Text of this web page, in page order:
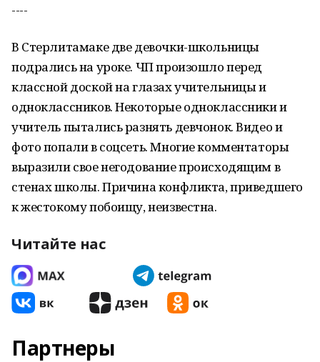
----
В Стерлитамаке две девочки-школьницы
подрались на уроке. ЧП произошло перед
классной доской на глазах учительницы и
одноклассников. Некоторые одноклассники и
учитель пытались разнять девчонок. Видео и
фото попали в соцсеть. Многие комментаторы
выразили свое негодование происходящим в
стенах школы. Причина конфликта, приведшего
к жестокому побоищу, неизвестна.
Читайте нас
Партнеры